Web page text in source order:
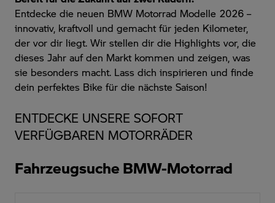
Entdecke die neuen BMW Motorrad Modelle 2026 –
innovativ, kraftvoll und gemacht für jeden Kilometer,
der vor dir liegt. Wir stellen dir die Highlights vor, die
dieses Jahr auf den Markt kommen und zeigen, was
sie besonders macht. Lass dich inspirieren und finde
dein perfektes Bike für die nächste Saison!
ENTDECKE UNSERE SOFORT
VERFÜGBAREN MOTORRÄDER
Fahrzeugsuche BMW-Motorrad